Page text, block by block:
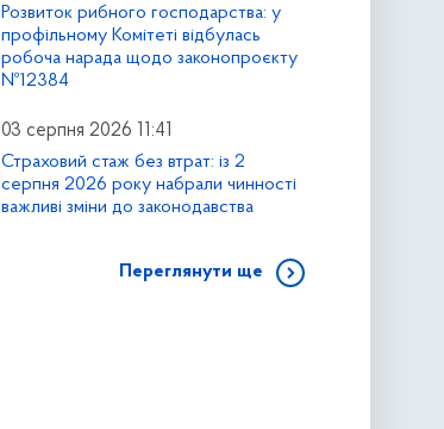
Розвиток рибного господарства: у
профільному Комітеті відбулась
робоча нарада щодо законопроєкту
№12384
03 серпня 2026 11:41
Страховий стаж без втрат: із 2
серпня 2026 року набрали чинності
важливі зміни до законодавства
Переглянути ще